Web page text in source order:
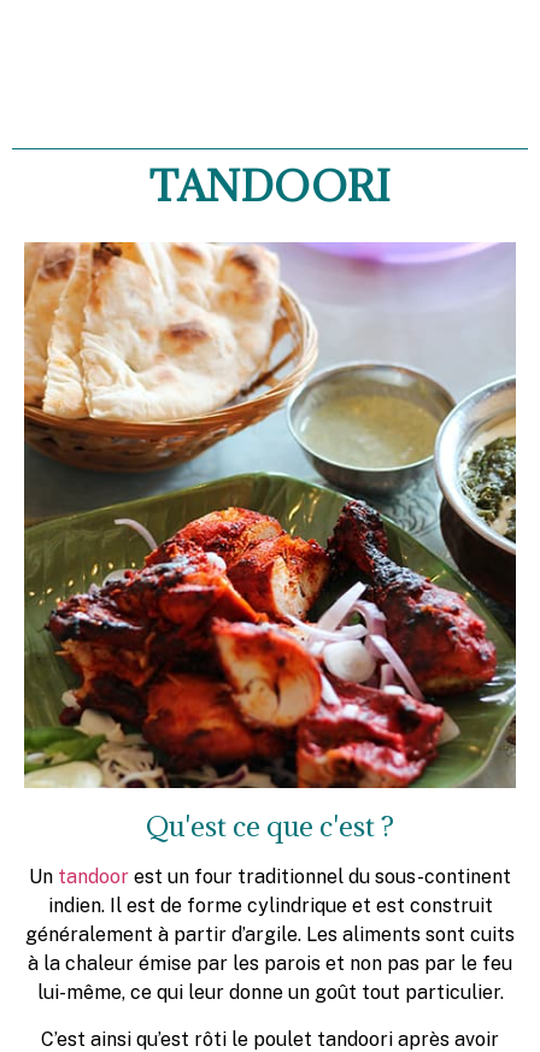
TANDOORI
Qu'est ce que c'est ?
Un tandoor est un four traditionnel du sous-continent
indien. Il est de forme cylindrique et est construit
généralement à partir d’argile. Les aliments sont cuits
à la chaleur émise par les parois et non pas par le feu
lui-même, ce qui leur donne un goût tout particulier.
C’est ainsi qu’est rôti le poulet tandoori après avoir